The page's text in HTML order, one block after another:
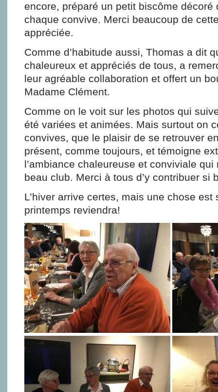
encore, préparé un petit biscôme décoré
chaque convive. Merci beaucoup de
appréciée.
Comme d’habitude aussi, Thomas a dit
chaleureux et appréciés de tous, a
leur agréable collaboration et offert un
Madame Clément.
Comme on le voit sur les photos qui
été variées et animées. Mais surtout on
convives, que le plaisir de se retrouver
présent, comme toujours, et témoigne
l’ambiance chaleureuse et conviviale
beau club. Merci à tous d’y contribuer si
L’hiver arrive certes, mais une chose est
printemps reviendra!